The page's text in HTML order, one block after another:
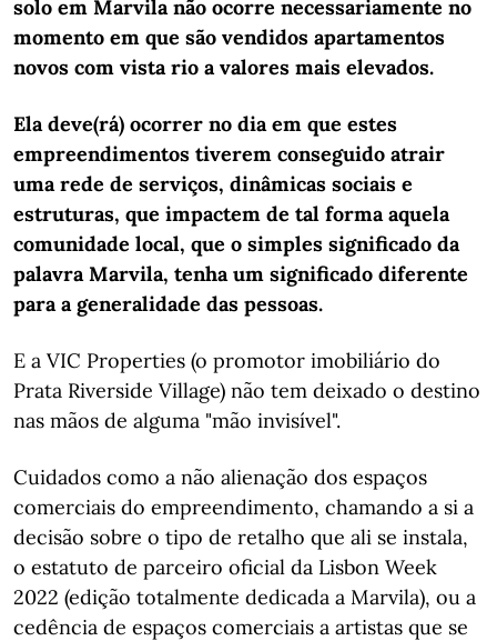
solo em Marvila não ocorre necessariamente no
momento em que são vendidos apartamentos
novos com vista rio a valores mais elevados.
Ela deve(rá) ocorrer no dia em que estes
empreendimentos tiverem conseguido atrair
uma rede de serviços, dinâmicas sociais e
estruturas, que impactem de tal forma aquela
comunidade local, que o simples significado da
palavra Marvila, tenha um significado diferente
para a generalidade das pessoas.
E a VIC Properties (o promotor imobiliário do
Prata Riverside Village) não tem deixado o destino
nas mãos de alguma "mão invisível".
Cuidados como a não alienação dos espaços
comerciais do empreendimento, chamando a si a
decisão sobre o tipo de retalho que ali se instala,
o estatuto de parceiro oficial da Lisbon Week
2022 (edição totalmente dedicada a Marvila), ou a
cedência de espaços comerciais a artistas que se